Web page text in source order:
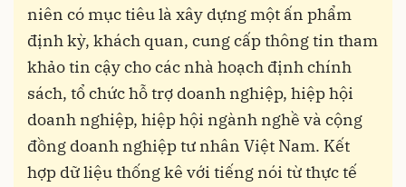
niên có mục tiêu là xây dựng một ấn phẩm
định kỳ, khách quan, cung cấp thông tin tham
khảo tin cậy cho các nhà hoạch định chính
sách, tổ chức hỗ trợ doanh nghiệp, hiệp hội
doanh nghiệp, hiệp hội ngành nghề và cộng
đồng doanh nghiệp tư nhân Việt Nam. Kết
hợp dữ liệu thống kê với tiếng nói từ thực tế